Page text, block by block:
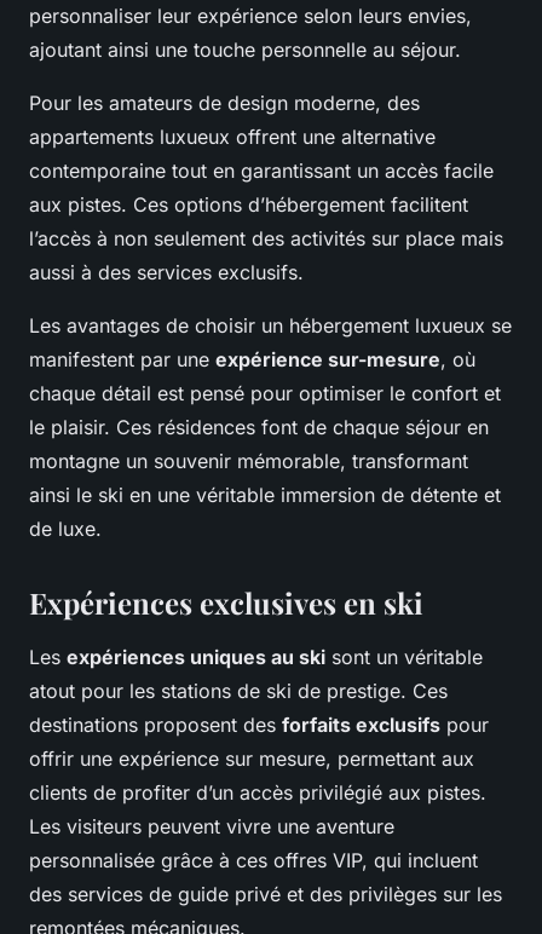
personnaliser leur expérience selon leurs envies,
ajoutant ainsi une touche personnelle au séjour.
Pour les amateurs de design moderne, des
appartements luxueux offrent une alternative
contemporaine tout en garantissant un accès facile
aux pistes. Ces options d’hébergement facilitent
l’accès à non seulement des activités sur place mais
aussi à des services exclusifs.
Les avantages de choisir un hébergement luxueux se
manifestent par une expérience sur-mesure, où
chaque détail est pensé pour optimiser le confort et
le plaisir. Ces résidences font de chaque séjour en
montagne un souvenir mémorable, transformant
ainsi le ski en une véritable immersion de détente et
de luxe.
Expériences exclusives en ski
Les expériences uniques au ski sont un véritable
atout pour les stations de ski de prestige. Ces
destinations proposent des forfaits exclusifs pour
offrir une expérience sur mesure, permettant aux
clients de profiter d’un accès privilégié aux pistes.
Les visiteurs peuvent vivre une aventure
personnalisée grâce à ces offres VIP, qui incluent
des services de guide privé et des privilèges sur les
remontées mécaniques.